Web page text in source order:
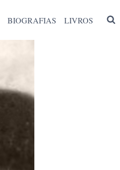
BIOGRAFIAS LIVROS